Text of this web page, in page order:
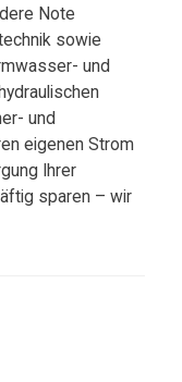
Note
sowie
und
und
eigenen Strom
Ihrer
sparen – wir